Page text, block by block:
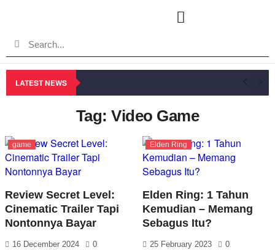
LATEST NEWS
Tag: Video Game
game
Review Secret Level:
Cinematic Trailer Tapi
Nontonnya Bayar
16 December 2024 0
Elden Ring
Elden Ring: 1 Tahun
Kemudian – Memang
Sebagus Itu?
25 February 2023 0